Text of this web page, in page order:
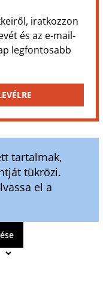
iratkozzon
és az e-mail-
legfontosabb
tartalmak,
tükrözi.
el a